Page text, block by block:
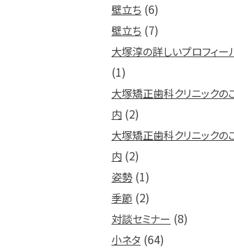
壁立ち (6)
壁立ち (7)
大塚淳の詳しいプロフィー
(1)
大塚矯正歯科クリニックの
内 (2)
大塚矯正歯科クリニックの
内 (2)
姿勢 (1)
季節 (2)
対談セミナー (8)
小ネタ (64)